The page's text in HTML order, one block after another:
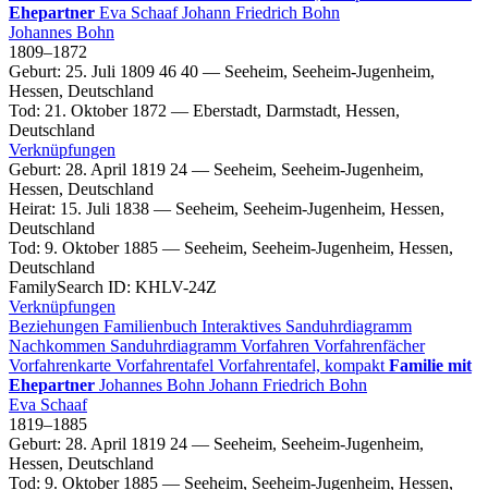
Ehepartner Eva Schaaf Johann Friedrich Bohn
Johannes Bohn
1809–1872
Geburt: 25. Juli 1809 46 40 — Seeheim, Seeheim-Jugenheim,
Hessen, Deutschland
Tod: 21. Oktober 1872 — Eberstadt, Darmstadt, Hessen,
Deutschland
Verknüpfungen
Geburt: 28. April 1819 24 — Seeheim, Seeheim-Jugenheim,
Hessen, Deutschland
Heirat: 15. Juli 1838 — Seeheim, Seeheim-Jugenheim, Hessen,
Deutschland
Tod: 9. Oktober 1885 — Seeheim, Seeheim-Jugenheim, Hessen,
Deutschland
FamilySearch ID: KHLV-24Z
Verknüpfungen
Beziehungen Familienbuch Interaktives Sanduhrdiagramm
Nachkommen Sanduhrdiagramm Vorfahren Vorfahrenfächer
Vorfahrenkarte Vorfahrentafel Vorfahrentafel, kompakt Familie mit
Ehepartner Johannes Bohn Johann Friedrich Bohn
Eva Schaaf
1819–1885
Geburt: 28. April 1819 24 — Seeheim, Seeheim-Jugenheim,
Hessen, Deutschland
Tod: 9. Oktober 1885 — Seeheim, Seeheim-Jugenheim, Hessen,